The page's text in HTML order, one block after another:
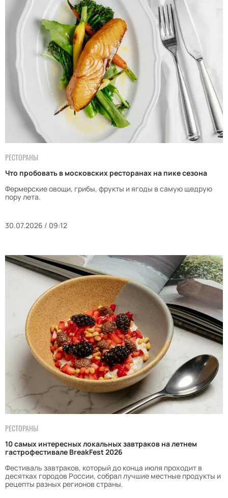
РЕСТОРАНЫ
Что пробовать в московских ресторанах на пике сезона
Фермерские овощи, грибы, фрукты и ягоды в самую щедрую
пору лета.
30.07.2026 / 09:12
РЕСТОРАНЫ
10 самых интересных локальных завтраков на летнем
гастрофестивале BreakFest 2026
Фестиваль завтраков, который до конца июля проходит в
десятках городов России, собрал лучшие местные продукты и
рецепты разных регионов страны.